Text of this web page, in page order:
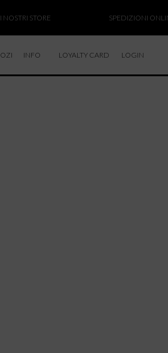
STORE SPEDIZIONI ONLINE
INFO LOYALTY CARD LOGIN